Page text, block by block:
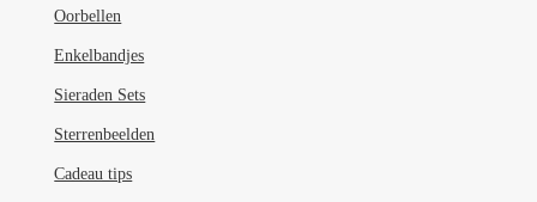
Oorbellen
Enkelbandjes
Sieraden Sets
Sterrenbeelden
Cadeau tips